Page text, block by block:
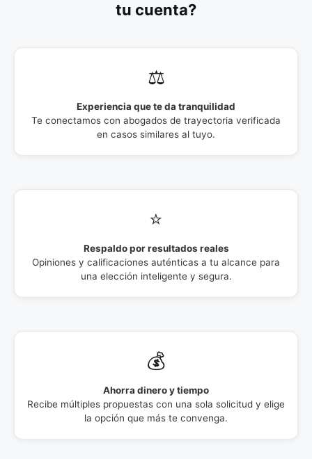
tu cuenta?
⚖️
Experiencia que te da tranquilidad
Te conectamos con abogados de trayectoria verificada
en casos similares al tuyo.
⭐
Respaldo por resultados reales
Opiniones y calificaciones auténticas a tu alcance para
una elección inteligente y segura.
💰
Ahorra dinero y tiempo
Recibe múltiples propuestas con una sola solicitud y elige
la opción que más te convenga.